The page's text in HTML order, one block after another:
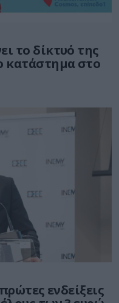
το δίκτυό της
κατάστημα στο
ενδείξεις